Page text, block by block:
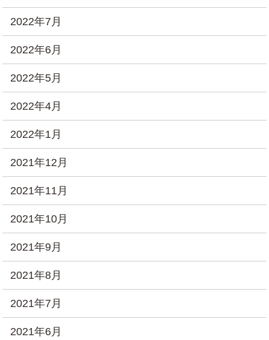
2022年7月
2022年6月
2022年5月
2022年4月
2022年1月
2021年12月
2021年11月
2021年10月
2021年9月
2021年8月
2021年7月
2021年6月